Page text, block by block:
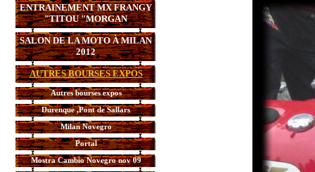
ENTRAINEMENT MX FRANGY
"TITOU "MORGAN
SALON DE LA MOTO À MILAN
2012
AUTRES BOURSES EXPOS
Autres bourses expos
Durenque ,Pont de Sallars
Milan Novegro
Portal
Mostra Cambio Novegro nov 09